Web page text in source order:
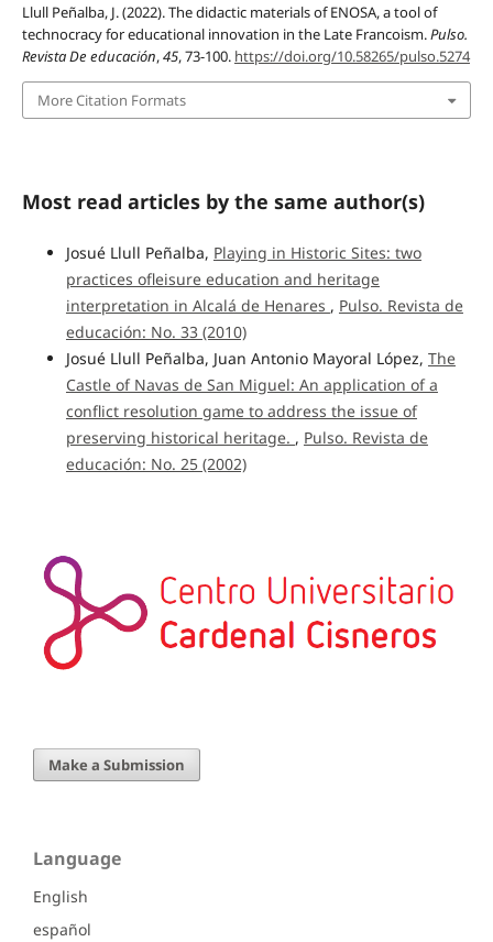
Llull Peñalba, J. (2022). The didactic materials of ENOSA, a tool of
technocracy for educational innovation in the Late Francoism.Pulso.
Revista De educación,45, 73-100. https://doi.org/10.58265/pulso.5274
More Citation Formats
Most read articles by the same author(s)
Josué Llull Peñalba, Playing in Historic Sites: two
practices ofleisure education and heritage
interpretation in Alcalá de Henares , Pulso. Revista de
educación: No. 33 (2010)
Josué Llull Peñalba, Juan Antonio Mayoral López, The
Castle of Navas de San Miguel: An application of a
conflict resolution game to address the issue of
preserving historical heritage. , Pulso. Revista de
educación: No. 25 (2002)
Make a Submission
Language
English
español